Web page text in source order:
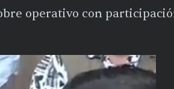
operativo con